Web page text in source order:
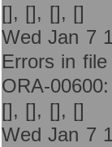
[], [], [], []
Wed Jan 7
Errors in
ORA-
[], [], [], []
Wed Jan 7